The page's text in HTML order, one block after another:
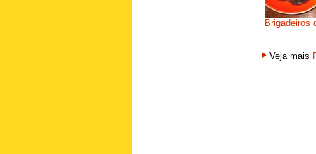
Brigadeiros
Veja mais